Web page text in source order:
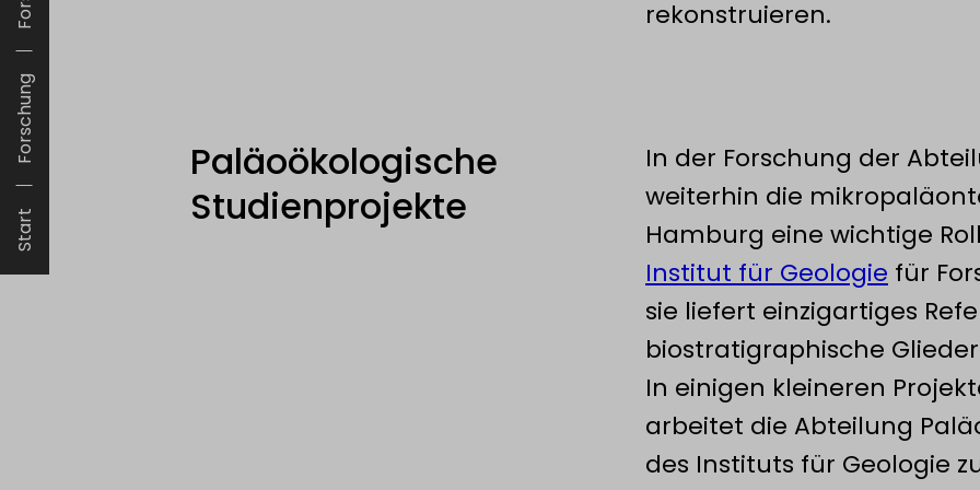
Start
Forschung
rekonstruieren.
Paläoökologische
Studienprojekte
In der Forschung der
weiterhin die
Hamburg eine wichtige
Institut für Geologie für
sie liefert einzigartiges
biostratigraphische
In einigen kleineren
arbeitet die Abteilung
des Instituts für Geologie